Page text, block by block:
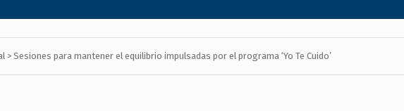
>Sesiones para mantener el equilibrio impulsadas por el programa ‘Yo Te Cuido’